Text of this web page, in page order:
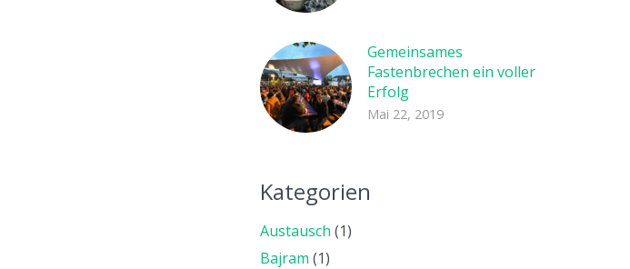
Gemeinsames
Fastenbrechen ein voller
Erfolg
Mai 22, 2019
Kategorien
Austausch (1)
Bajram (1)